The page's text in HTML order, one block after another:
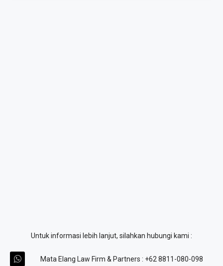
Untuk informasi lebih lanjut, silahkan hubungi kami :
Mata Elang Law Firm & Partners : +62 8811-080-098